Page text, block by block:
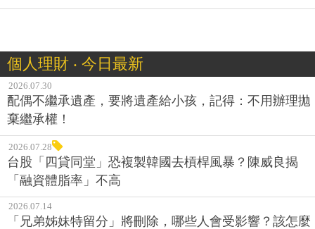
個人理財 ‧ 今日最新
2026.07.30
配偶不繼承遺產，要將遺產給小孩，記得：不用辦理拋
棄繼承權！
2026.07.28
台股「四貸同堂」恐複製韓國去槓桿風暴？陳威良揭
「融資體脂率」不高
2026.07.14
「兄弟姊妹特留分」將刪除，哪些人會受影響？該怎麼